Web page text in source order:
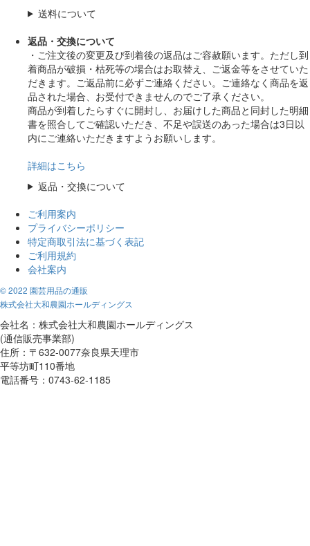
送料について
返品・交換について
・ご注文後の変更及び到着後の返品はご容赦願います。ただし到
着商品が破損・枯死等の場合はお取替え、ご返金等をさせていた
だきます。ご返品前に必ずご連絡ください。ご連絡なく商品を返
品された場合、お受付できませんのでご了承ください。
商品が到着したらすぐに開封し、お届けした商品と同封した明細
書を照合してご確認いただき、不足や誤送のあった場合は3日以
内にご連絡いただきますようお願いします。
詳細はこちら
返品・交換について
ご利用案内
プライバシーポリシー
特定商取引法に基づく表記
ご利用規約
会社案内
© 2022 園芸用品の通販
株式会社大和農園ホールディングス
会社名：株式会社大和農園ホールディングス
(通信販売事業部)
住所：〒632-0077奈良県天理市
平等坊町110番地
電話番号：0743-62-1185